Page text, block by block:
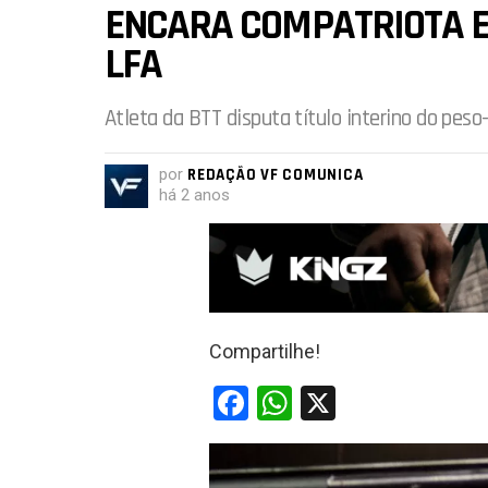
ENCARA COMPATRIOTA
LFA
Atleta da BTT disputa título interino do
por REDAÇÃO VF COMUNICA
há 2 anos
Compartilhe!
F
a
ce
W
h
at